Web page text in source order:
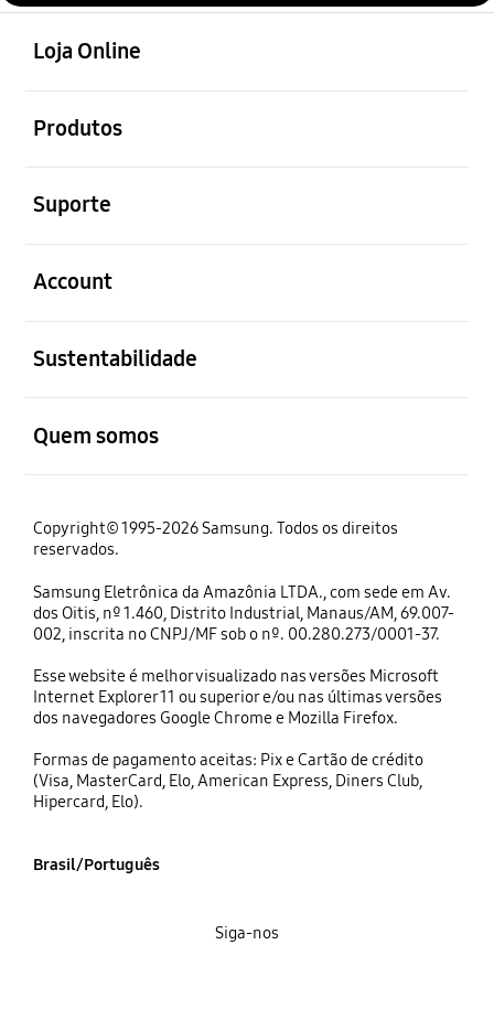
Loja Online
Produtos
Suporte
Account
Sustentabilidade
Quem somos
Copyright© 1995-2026 Samsung. Todos os direitos
reservados.
Samsung Eletrônica da Amazônia LTDA., com sede em Av.
dos Oitis, nº 1.460, Distrito Industrial, Manaus/AM, 69.007-
002, inscrita no CNPJ/MF sob o nº. 00.280.273/0001-37.
Esse website é melhor visualizado nas versões Microsoft
Internet Explorer 11 ou superior e/ou nas últimas versões
dos navegadores Google Chrome e Mozilla Firefox.
Formas de pagamento aceitas: Pix e Cartão de crédito
(Visa, MasterCard, Elo, American Express, Diners Club,
Hipercard, Elo).
Brasil/Português
Siga-nos